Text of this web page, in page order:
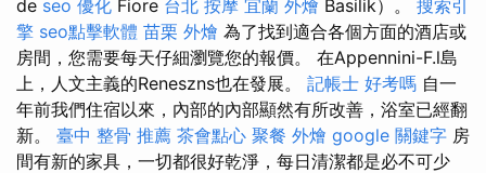
de seo 優化 Fiore 台北 按摩 宜蘭 外燴 Basilik）。 搜索引
擎 seo點擊軟體 苗栗 外燴 為了找到適合各個方面的酒店或
房間，您需要每天仔細瀏覽您的報價。 在Appennini-F.l島
上，人文主義的Reneszns也在發展。 記帳士 好考嗎 自一
年前我們住宿以來，內部的內部顯然有所改善，浴室已經翻
新。 臺中 整骨 推薦 茶會點心 聚餐 外燴 google 關鍵字 房
間有新的家具，一切都很好乾淨，每日清潔都是必不可少